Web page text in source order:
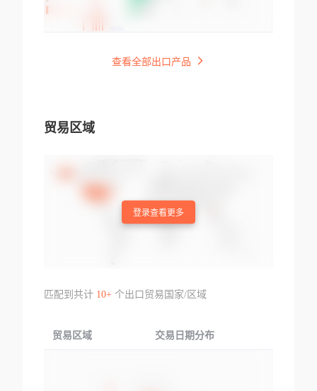
查看全部出口产品
贸易区域
登录查看更多
匹配到共计 10+个出口贸易国家/区域
贸易区域 交易日期分布